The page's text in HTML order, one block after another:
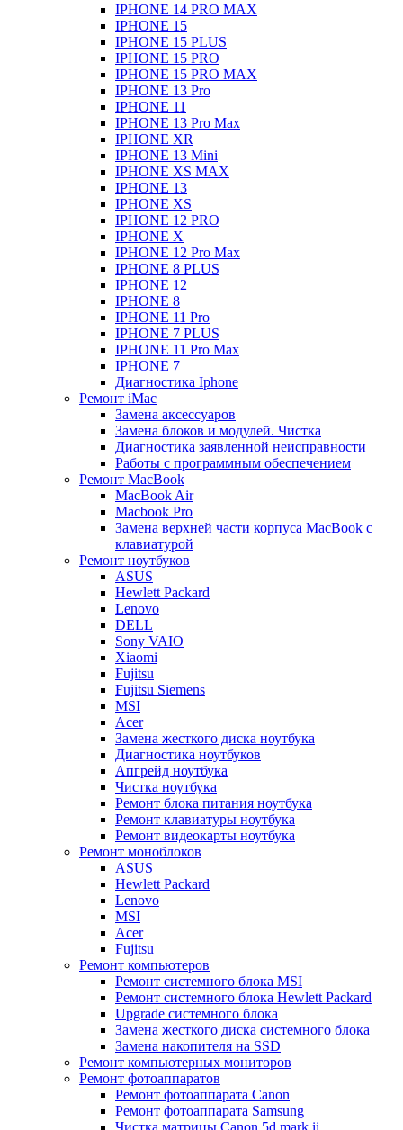
IPHONE 14 PRO MAX
IPHONE 15
IPHONE 15 PLUS
IPHONE 15 PRO
IPHONE 15 PRO MAX
IPHONE 13 Pro
IPHONE 11
IPHONE 13 Pro Max
IPHONE XR
IPHONE 13 Mini
IPHONE XS MAX
IPHONE 13
IPHONE XS
IPHONE 12 PRO
IPHONE X
IPHONE 12 Pro Max
IPHONE 8 PLUS
IPHONE 12
IPHONE 8
IPHONE 11 Pro
IPHONE 7 PLUS
IPHONE 11 Pro Max
IPHONE 7
Диагностика Iphone
Ремонт iMac
Замена аксессуаров
Замена блоков и модулей. Чистка
Диагностика заявленной неисправности
Работы с программным обеспечением
Ремонт MacBook
MacBook Air
Macbook Pro
Замена верхней части корпуса MacBook с
клавиатурой
Ремонт ноутбуков
ASUS
Hewlett Packard
Lenovo
DELL
Sony VAIO
Xiaomi
Fujitsu
Fujitsu Siemens
MSI
Acer
Замена жесткого диска ноутбука
Диагностика ноутбуков
Апгрейд ноутбука
Чистка ноутбука
Ремонт блока питания ноутбука
Ремонт клавиатуры ноутбука
Ремонт видеокарты ноутбука
Ремонт моноблоков
ASUS
Hewlett Packard
Lenovo
MSI
Acer
Fujitsu
Ремонт компьютеров
Ремонт системного блока MSI
Ремонт системного блока Hewlett Packard
Upgrade системного блока
Замена жесткого диска системного блока
Замена накопителя на SSD
Ремонт компьютерных мониторов
Ремонт фотоаппаратов
Ремонт фотоаппарата Canon
Ремонт фотоаппарата Samsung
Чистка матрицы Canon 5d mark ii